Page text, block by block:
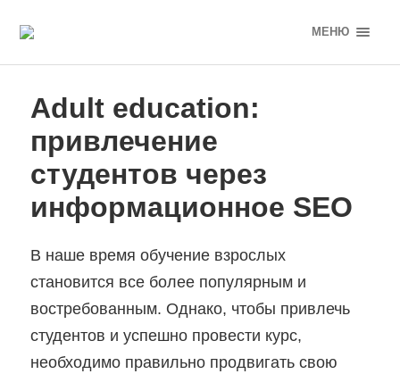
МЕНЮ
Adult education:
привлечение
студентов через
информационное SEO
В наше время обучение взрослых
становится все более популярным и
востребованным. Однако, чтобы привлечь
студентов и успешно провести курс,
необходимо правильно продвигать свою